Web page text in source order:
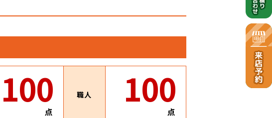
100
点
職人 100
点